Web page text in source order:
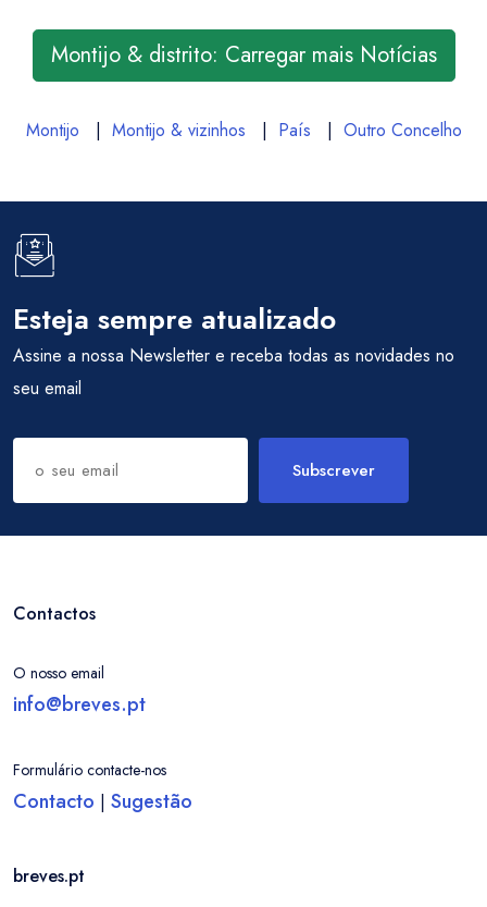
Entrar / Criar Conta
Montijo & distrito: Carregar mais Notícias
Montijo | Montijo & vizinhos | País | Outro Concelho
Esteja sempre atualizado
Assine a nossa Newsletter e receba todas as novidades no
seu email
Subscrever
Contactos
O nosso email
info@breves.pt
Formulário contacte-nos
Contacto | Sugestão
breves.pt